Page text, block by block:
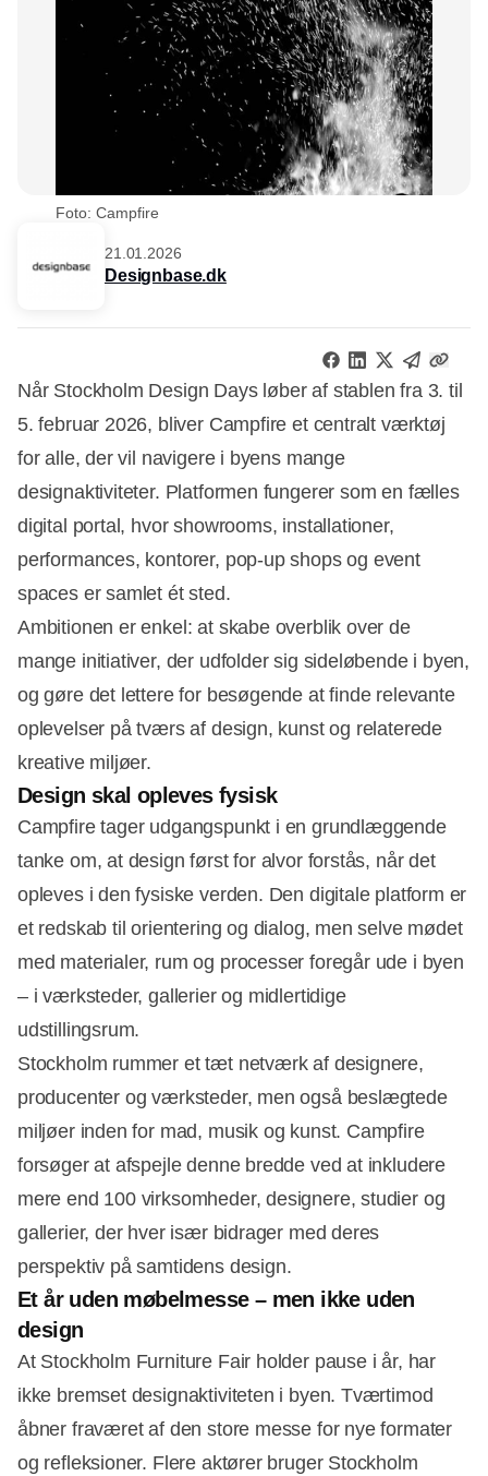
Foto: Campfire
21.01.2026
Designbase.dk
Når Stockholm Design Days løber af stablen fra 3. til
5. februar 2026, bliver Campfire et centralt værktøj
for alle, der vil navigere i byens mange
designaktiviteter. Platformen fungerer som en fælles
digital portal, hvor showrooms, installationer,
performances, kontorer, pop-up shops og event
spaces er samlet ét sted.
Ambitionen er enkel: at skabe overblik over de
mange initiativer, der udfolder sig sideløbende i byen,
og gøre det lettere for besøgende at finde relevante
oplevelser på tværs af design, kunst og relaterede
kreative miljøer.
Annonce
Design skal opleves fysisk
Campfire tager udgangspunkt i en grundlæggende
tanke om, at design først for alvor forstås, når det
opleves i den fysiske verden. Den digitale platform er
et redskab til orientering og dialog, men selve mødet
med materialer, rum og processer foregår ude i byen
– i værksteder, gallerier og midlertidige
udstillingsrum.
Stockholm rummer et tæt netværk af designere,
producenter og værksteder, men også beslægtede
miljøer inden for mad, musik og kunst. Campfire
forsøger at afspejle denne bredde ved at inkludere
mere end 100 virksomheder, designere, studier og
gallerier, der hver især bidrager med deres
perspektiv på samtidens design.
Et år uden møbelmesse – men ikke uden
design
At Stockholm Furniture Fair holder pause i år, har
ikke bremset designaktiviteten i byen. Tværtimod
åbner fraværet af den store messe for nye formater
og refleksioner. Flere aktører bruger Stockholm